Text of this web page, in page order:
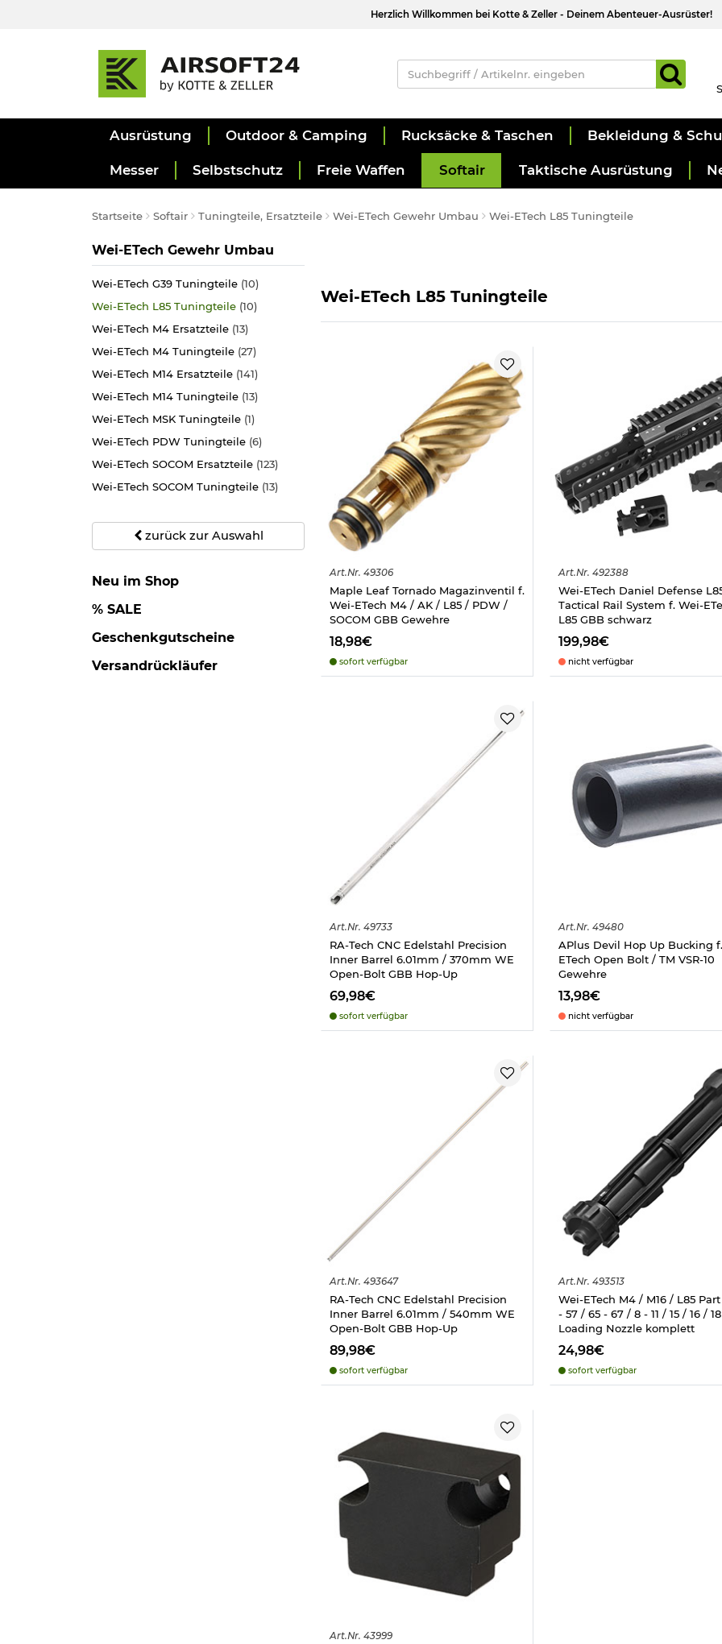
Herzlich Willkommen bei Kotte & Zeller - Deinem Abenteuer-Ausrüster!
Ausrüstung Outdoor & Camping Rucksäcke & Taschen Bekleidung &
Messer Selbstschutz Freie Waffen Softair Taktische Ausrüstung
Startseite Softair Tuningteile, Ersatzteile Wei-ETech Gewehr Umbau Wei-ETech L85 Tuningteile
Kategorie
Wei-ETech Gewehr Umbau
Wei-ETech G39 Tuningteile (10)
Wei-ETech L85 Tuningteile (10)
Wei-ETech M4 Ersatzteile (13)
Wei-ETech M4 Tuningteile (27)
Wei-ETech M14 Ersatzteile (141)
Wei-ETech M14 Tuningteile (13)
Wei-ETech MSK Tuningteile (1)
Wei-ETech PDW Tuningteile (6)
Wei-ETech SOCOM Ersatzteile (123)
Wei-ETech SOCOM Tuningteile (13)
zurück zur Auswahl
Neu im Shop
% SALE
Geschenkgutscheine
Versandrückläufer
Wei-ETech L85 Tuningteile
Art.Nr. 49306
Maple Leaf Tornado Magazinventil f.
Wei-ETech M4 / AK / L85 / PDW /
SOCOM GBB Gewehre
18,98€
sofort verfügbar
Art.Nr. 492388
Wei-ETech Daniel Defense
Tactical Rail System f. Wei-
L85 GBB schwarz
199,98€
nicht verfügbar
Art.Nr. 49733
RA-Tech CNC Edelstahl Precision
Inner Barrel 6.01mm / 370mm WE
Open-Bolt GBB Hop-Up
69,98€
sofort verfügbar
Art.Nr. 49480
APlus Devil Hop Up Bucking
ETech Open Bolt / TM VSR-10
Gewehre
13,98€
nicht verfügbar
Art.Nr. 493647
RA-Tech CNC Edelstahl Precision
Inner Barrel 6.01mm / 540mm WE
Open-Bolt GBB Hop-Up
89,98€
sofort verfügbar
Art.Nr. 493513
Wei-ETech M4 / M16 / L85
- 57 / 65 - 67 / 8 - 11 / 15 / 16 / 18
Loading Nozzle komplett
24,98€
sofort verfügbar
Art.Nr. 43999